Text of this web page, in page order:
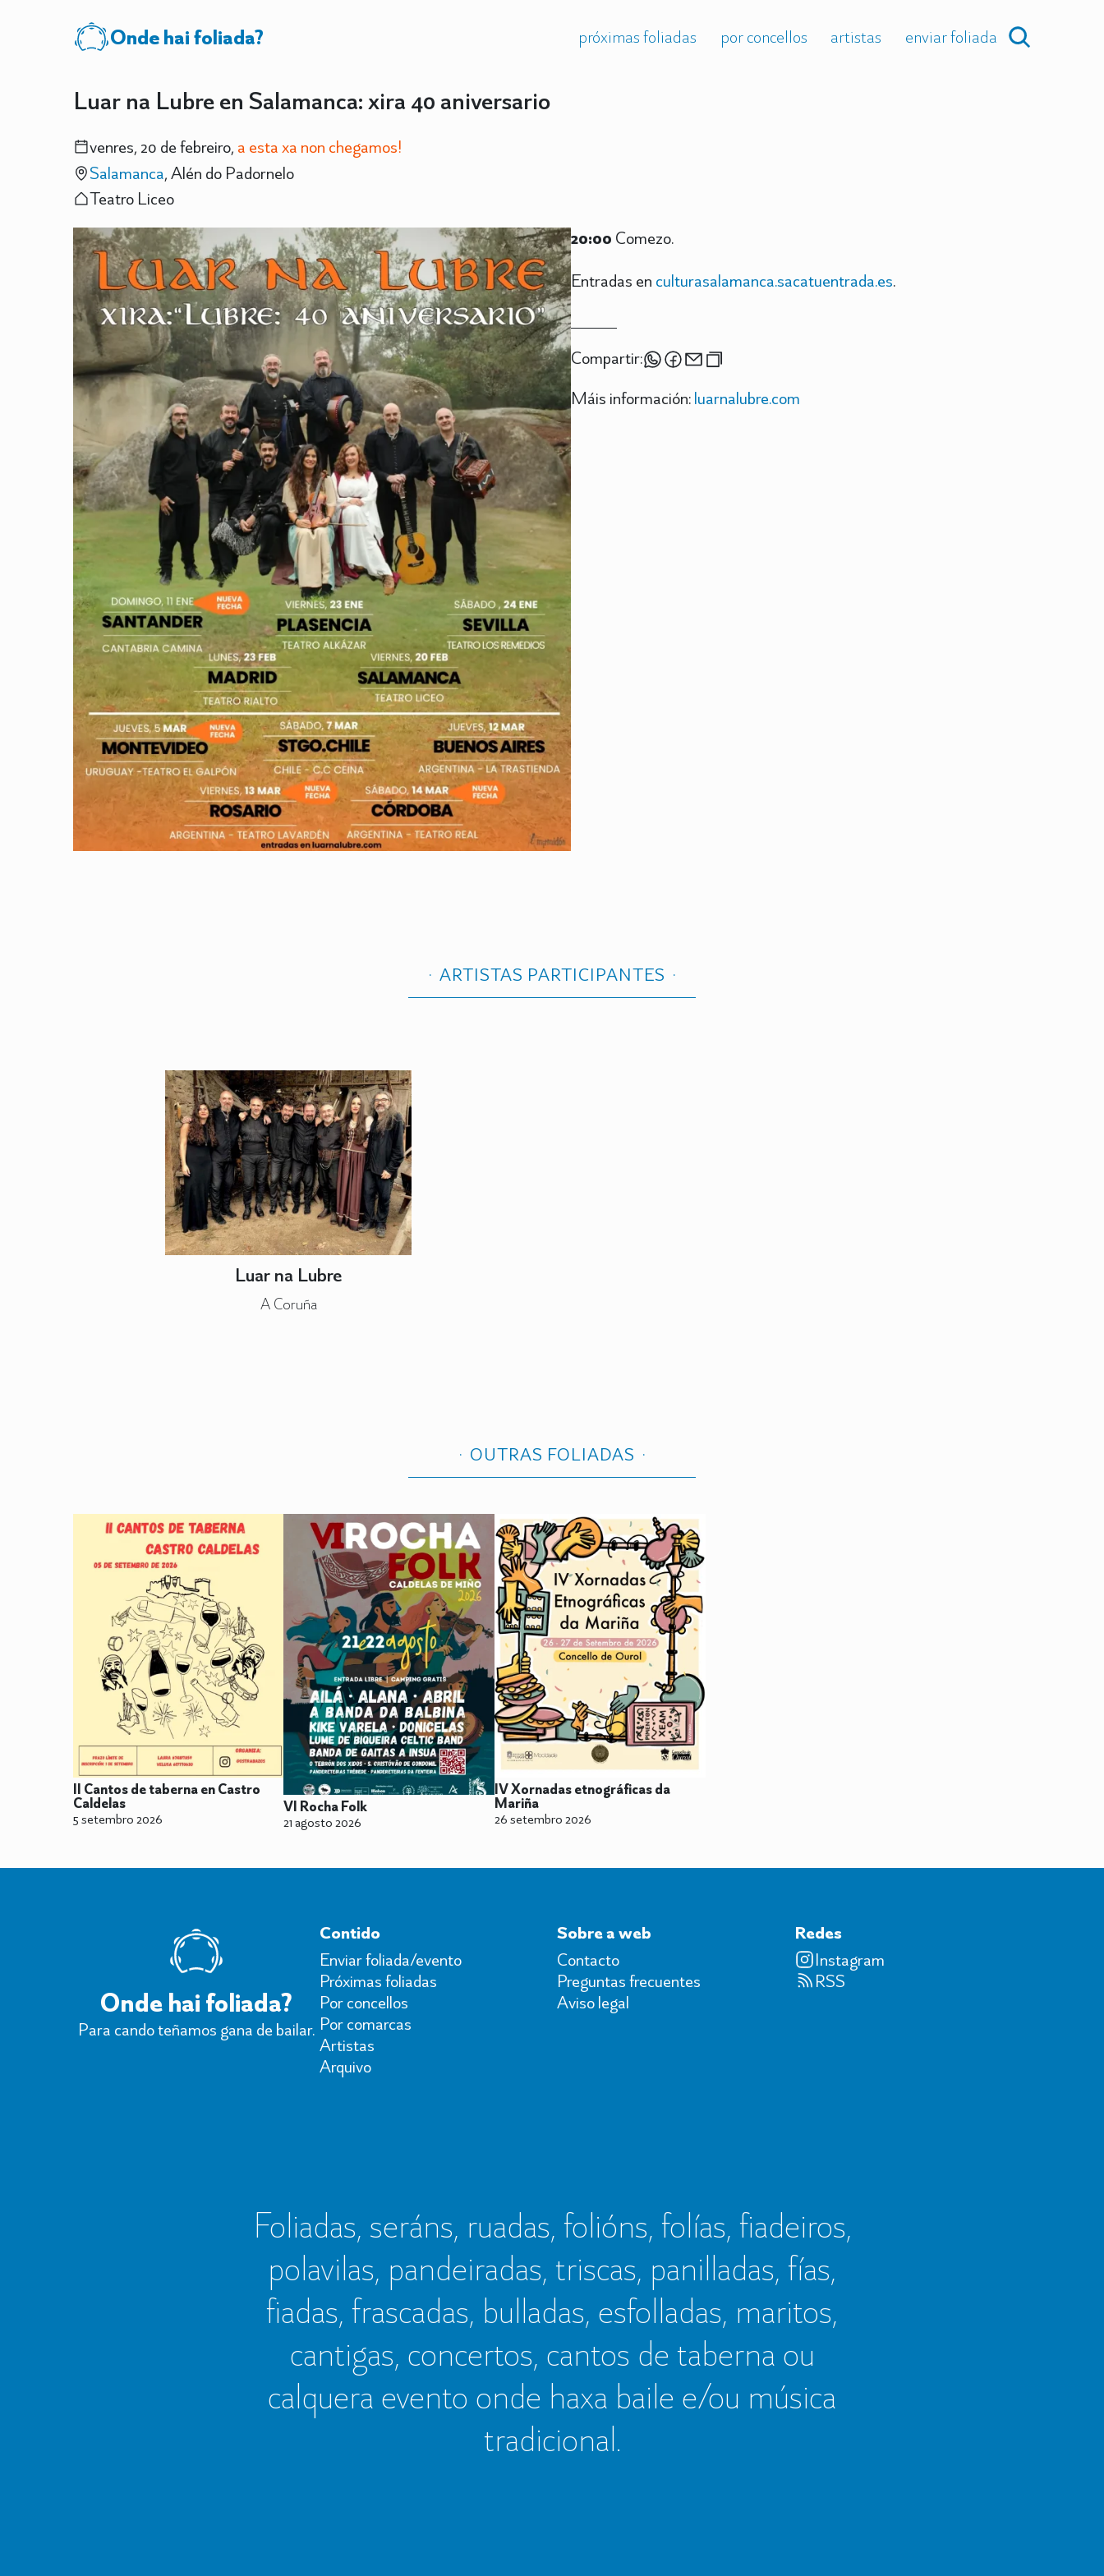
Onde hai foliada? próximas foliadas por concellos artistas enviar foliada
Luar na Lubre en Salamanca: xira 40 aniversario
venres, 20 de febreiro, a esta xa non chegamos!
Salamanca, Alén do Padornelo
Teatro Liceo
20:00 Comezo.
Entradas en culturasalamanca.sacatuentrada.es.
Compartir:
Máis información:luarnalubre.com
ARTISTAS PARTICIPANTES
Luar na Lubre
A Coruña
OUTRAS FOLIADAS
II Cantos de taberna en Castro
Caldelas
5 setembro 2026
VI Rocha Folk
21 agosto 2026
IV Xornadas etnográficas da
Mariña
26 setembro 2026
Onde hai foliada?
Para cando teñamos gana de bailar.
Contido
Enviar foliada/evento
Próximas foliadas
Por concellos
Por comarcas
Artistas
Arquivo
Sobre a web
Contacto
Preguntas frecuentes
Aviso legal
Redes
Instagram
RSS
Foliadas, seráns, ruadas, folións, folías, fiadeiros,
polavilas, pandeiradas, triscas, panilladas, fías,
fiadas, frascadas, bulladas, esfolladas, maritos,
cantigas, concertos, cantos de taberna ou
calquera evento onde haxa baile e/ou música
tradicional.